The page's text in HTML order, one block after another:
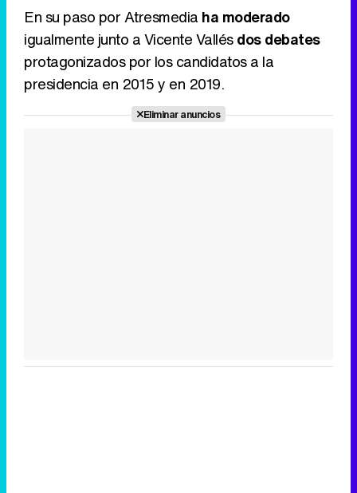
En su paso por Atresmedia ha moderado
igualmente junto a Vicente Vallésdos debates
protagonizados por los candidatos a la
presidencia en 2015 y en 2019.
Eliminar anuncios